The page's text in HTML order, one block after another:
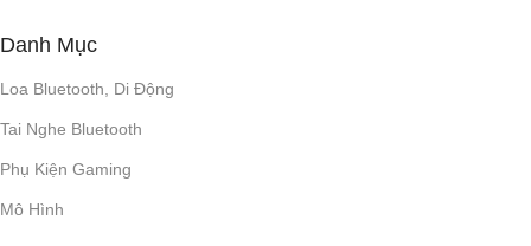
Danh Mục
Loa Bluetooth, Di Động
Tai Nghe Bluetooth
Phụ Kiện Gaming
Mô Hình